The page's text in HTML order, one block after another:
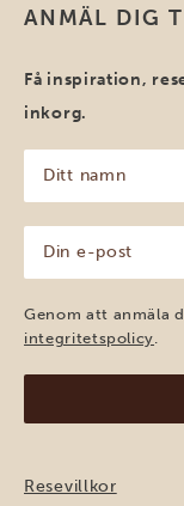
ANMÄL DIG
Få inspiration,
inkorg.
namn
(Obligatoriskt)
post
(Obligatoriskt)
Genom att anmäla
integritetspolicy.
Resevillkor